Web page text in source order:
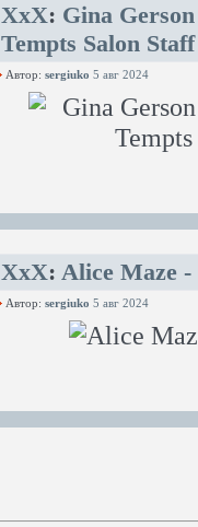
XxX: Gina
Tempts Salon
Автор: sergiuko 5 авг 2024
XxX: Alice Maze
Автор: sergiuko 5 авг 2024